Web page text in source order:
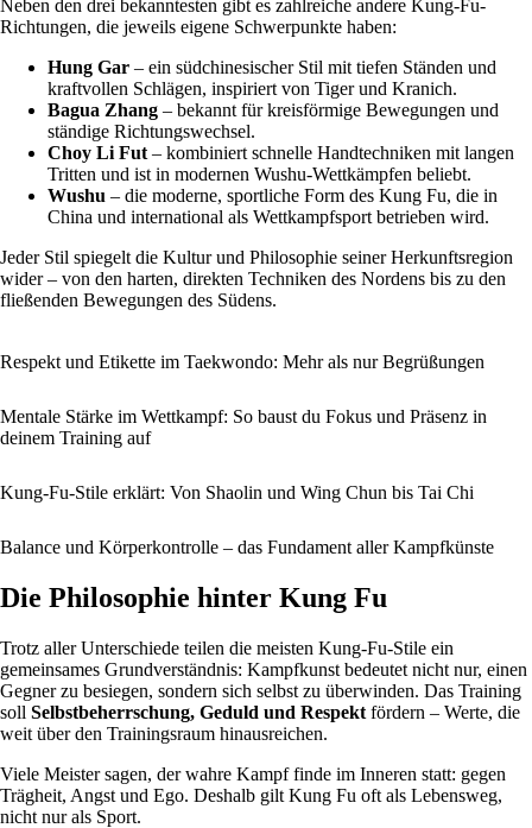
Neben den drei bekanntesten gibt es zahlreiche andere Kung-Fu-
Richtungen, die jeweils eigene Schwerpunkte haben:
Hung Gar – ein südchinesischer Stil mit tiefen Ständen und
kraftvollen Schlägen, inspiriert von Tiger und Kranich.
Bagua Zhang – bekannt für kreisförmige Bewegungen und
ständige Richtungswechsel.
Choy Li Fut – kombiniert schnelle Handtechniken mit langen
Tritten und ist in modernen Wushu-Wettkämpfen beliebt.
Wushu – die moderne, sportliche Form des Kung Fu, die in
China und international als Wettkampfsport betrieben wird.
Jeder Stil spiegelt die Kultur und Philosophie seiner Herkunftsregion
wider – von den harten, direkten Techniken des Nordens bis zu den
fließenden Bewegungen des Südens.
Respekt und Etikette im Taekwondo: Mehr als nur Begrüßungen
Mentale Stärke im Wettkampf: So baust du Fokus und Präsenz in
deinem Training auf
Kung-Fu-Stile erklärt: Von Shaolin und Wing Chun bis Tai Chi
Balance und Körperkontrolle – das Fundament aller Kampfkünste
Die Philosophie hinter Kung Fu
Trotz aller Unterschiede teilen die meisten Kung-Fu-Stile ein
gemeinsames Grundverständnis: Kampfkunst bedeutet nicht nur, einen
Gegner zu besiegen, sondern sich selbst zu überwinden. Das Training
soll Selbstbeherrschung, Geduld und Respekt fördern – Werte, die
weit über den Trainingsraum hinausreichen.
Viele Meister sagen, der wahre Kampf finde im Inneren statt: gegen
Trägheit, Angst und Ego. Deshalb gilt Kung Fu oft als Lebensweg,
nicht nur als Sport.